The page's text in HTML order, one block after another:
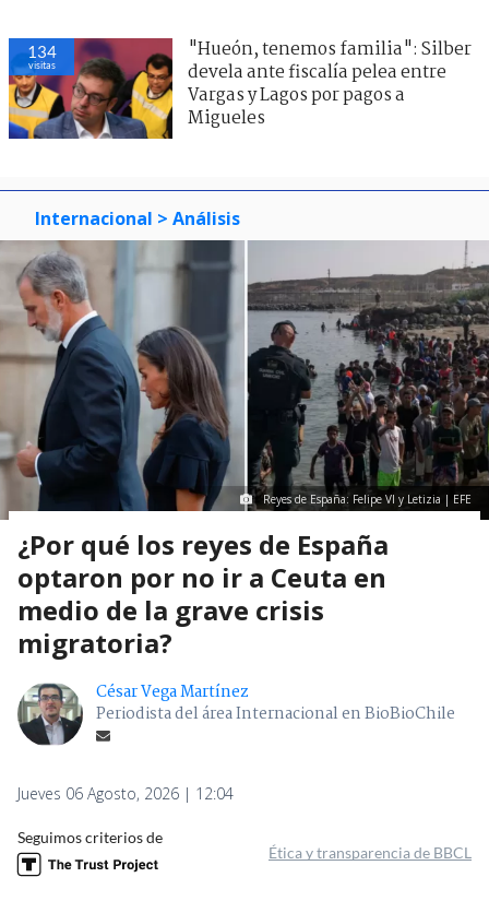
134
visitas
"Hueón, tenemos familia": Silber
devela ante fiscalía pelea entre
Vargas y Lagos por pagos a
Migueles
Internacional > Análisis
Reyes de España: Felipe VI y Letizia | EFE
¿Por qué los reyes de España
optaron por no ir a Ceuta en
medio de la grave crisis
migratoria?
César Vega Martínez
Periodista del área Internacional en BioBioChile
Jueves 06 Agosto, 2026 | 12:04
Seguimos criterios de
Ética y transparencia de BBCL